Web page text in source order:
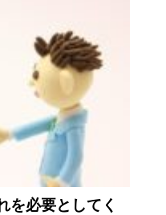
を必要としてく